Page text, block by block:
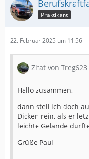
Praktikant
22. Februar 2025 um 11:56
Zitat von Treg623
Hallo zusammen,
dann stell ich doch
Dicken rein, als er
leichte Gelände
Grüße Paul